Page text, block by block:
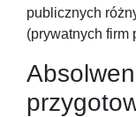
publicznych
(prywatnych firm